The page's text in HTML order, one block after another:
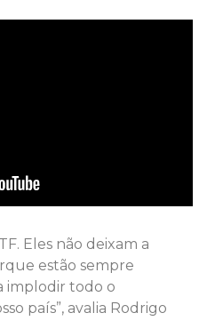
Eles não deixam a
estão sempre
implodir todo o
país”, avalia Rodrigo